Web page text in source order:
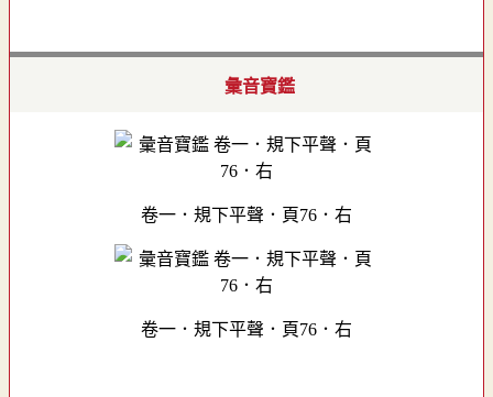
彙音寶鑑
卷一．規下平聲．頁76．右
卷一．規下平聲．頁76．右